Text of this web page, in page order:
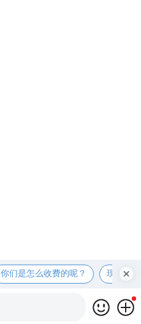
你们是怎么收费的呢？ 现在有